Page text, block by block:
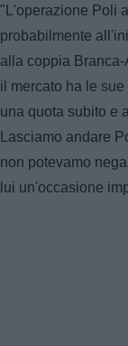
"L'operazione Poli
probabilmente
alla coppia
il mercato ha le
una quota subito e
Lasciamo andare
non potevamo
lui un'occasione